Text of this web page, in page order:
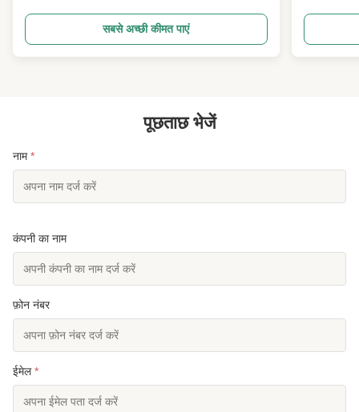
नारियल के रस से तैयार किया गया है। ज़ीरो एडेड शुगर फ़ॉर्मूला
हल्की फूलों वाली गुलाब की सुगंध को चमकीले नींबू के स्वाद के
साथ जो...
सबसे अच्छी कीमत पाएं
माउथफिल के
पूछताछ भेजें
नाम*
कंपनी का नाम
फ़ोन नंबर
ईमेल*